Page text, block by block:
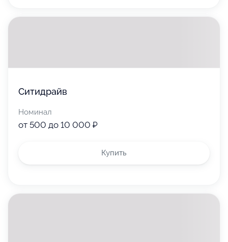
Воспользуйтесь для оплаты товаров
Ситидрайв
Номинал
от 500 до 10 000 ₽
Купить